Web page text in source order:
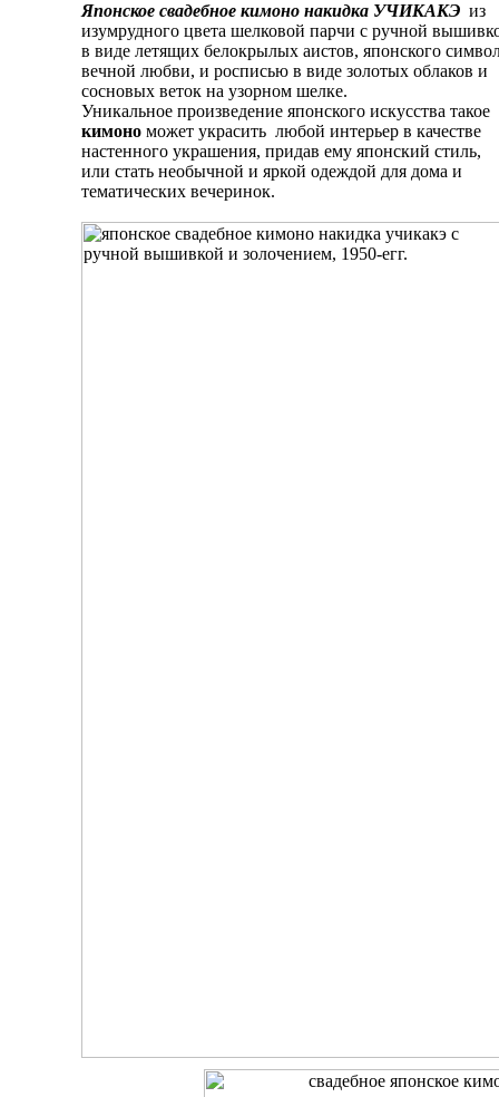
Японское свадебное кимоно накидка УЧИКАКЭ из
изумрудного цвета шелковой парчи с ручной
в виде летящих белокрылых аистов, японского
вечной любви, и росписью в виде золотых облаков и
сосновых веток на узорном шелке.
Уникальное произведение японского искусства такое
кимоно может украсить любой интерьер в качестве
настенного украшения, придав ему японский стиль,
или стать необычной и яркой одеждой для дома и
тематических вечеринок.